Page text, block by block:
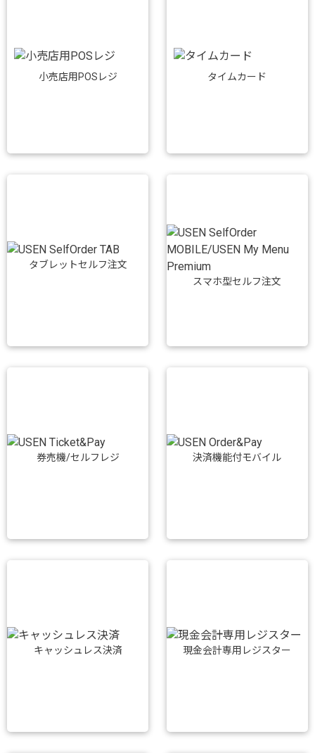
小売店用POSレジ タイムカード
タブレットセルフ注文
スマホ型セルフ注文
券売機/セルフレジ 決済機能付モバイル
キャッシュレス決済 現金会計専用レジスター